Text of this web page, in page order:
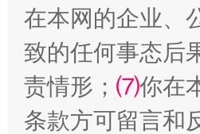
全民健身五年计划来了！等
在本网的企业、
致的任何事态后
责情形； ⑺你在
条款方可留言和